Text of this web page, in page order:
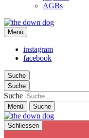
AGBs
the down dog
Christina Ilchman
Menü
instagram
facebook
Suche
Suche
Suche
Menü Suche
Schliessen